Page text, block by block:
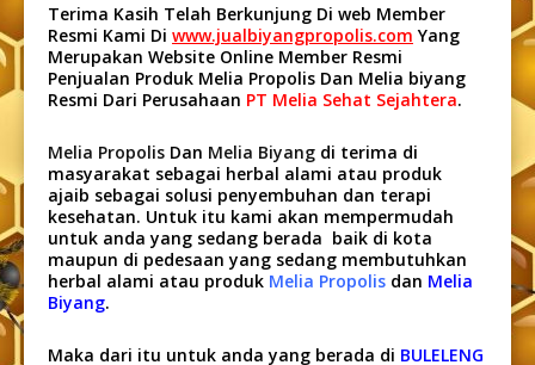
Terima Kasih Telah Berkunjung Di web Member
Resmi Kami Di www.jualbiyangpropolis.com Yang
Merupakan Website Online Member Resmi
Penjualan Produk Melia Propolis Dan Melia biyang
Resmi Dari Perusahaan PT Melia Sehat Sejahtera.
Melia Propolis Dan Melia Biyang di terima di
masyarakat sebagai herbal alami atau produk
ajaib sebagai solusi penyembuhan dan terapi
kesehatan. Untuk itu kami akan mempermudah
untuk anda yang sedang berada baik di kota
maupun di pedesaan yang sedang membutuhkan
herbal alami atau produk Melia Propolis dan Melia
Biyang.
Maka dari itu untuk anda yang berada di BULELENG